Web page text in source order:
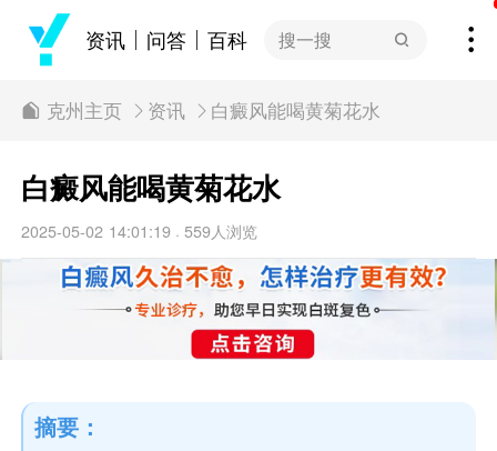
资讯 问答 百科 搜一搜
克州主页 资讯 白癜风能喝黄菊花水
白癜风能喝黄菊花水
2025-05-02 14:01:19 · 559人浏览
摘要：